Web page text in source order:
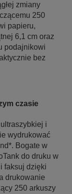
zmiany
250
papieru,
6,1 cm oraz
podajnikowi
bez
czasie
i
wydrukować
Bogate w
do druku w
faksuj dzięki
drukowanie
250 arkuszy